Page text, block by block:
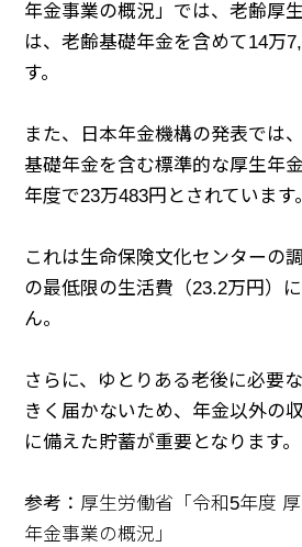
年金事業の概況」では、老齢厚
は、老齢基礎年金を含めて14万
す。
また、日本年金機構の発表では
基礎年金を含む標準的な厚生年
年度で23万483円とされています。
これは生命保険文化センターの
の最低限の生活費（23.2万円）
ん。
さらに、ゆとりある老後に必要
きく届かないため、年金以外の
に備えた貯蓄が重要となります。
参考： 厚生労働省「令和5年度
年金事業の概況」